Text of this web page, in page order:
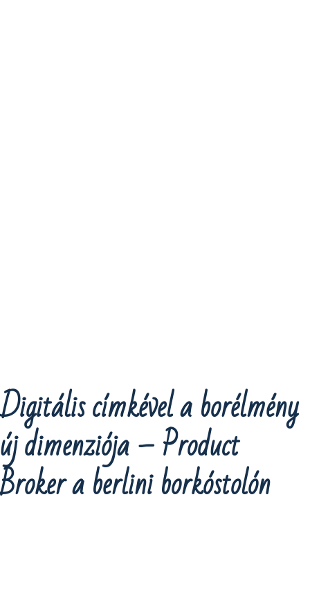
Digitális címkével a borélmény
új dimenziója – Product
Broker a berlini borkóstolón